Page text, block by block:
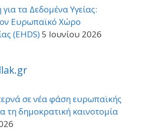
τα Δεδομένα Υγείας:
Ευρωπαϊκό Χώρο
(EHDS)5 Ιουνίου 2026
σε νέα φάση ευρωπαϊκής
τη δημοκρατική καινοτομία